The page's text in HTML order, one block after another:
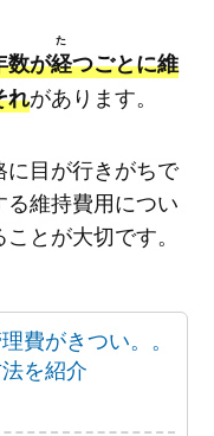
数が経
た
つごとに維
れがあります。
目が行きがちで
維持費用につい
とが大切です。
費がきつい。。
を紹介